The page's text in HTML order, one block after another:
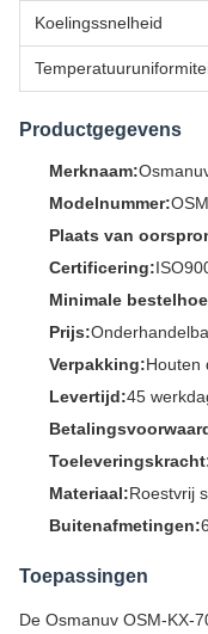
Koelingssnelheid
Productgegevens
Merknaam:
Modelnummer:
Plaats van
Certificering:
Minimale
Prijs:
Verpakking:Houten
Levertijd:45
Materiaal:Roestvrij
Buitenafmetingen:
Toepassingen
De Osmanuv OSM-KX-